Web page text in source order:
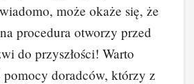
może okaże się, że
procedura otworzy przed
do przyszłości! Warto
doradców, którzy z